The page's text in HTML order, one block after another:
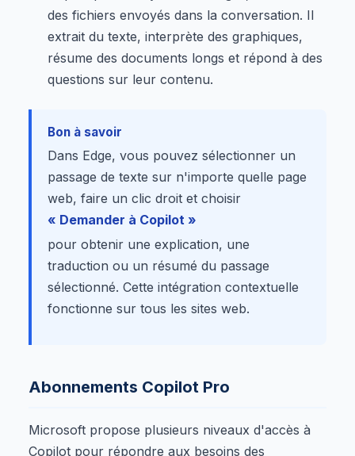
des fichiers envoyés dans la conversation. Il
extrait du texte, interprète des graphiques,
résume des documents longs et répond à des
questions sur leur contenu.
Bon à savoir
Dans Edge, vous pouvez sélectionner un
passage de texte sur n'importe quelle page
web, faire un clic droit et choisir
« Demander à Copilot »
pour obtenir une explication, une
traduction ou un résumé du passage
sélectionné. Cette intégration contextuelle
fonctionne sur tous les sites web.
Abonnements Copilot Pro
Microsoft propose plusieurs niveaux d'accès à
Copilot pour répondre aux besoins des